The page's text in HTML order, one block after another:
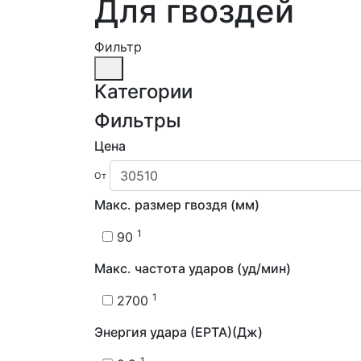
Для гвоздей
Фильтр
Категории
Фильтры
Цена
От
Макс. размер гвоздя (мм)
90 1
Макс. частота ударов (уд/мин)
2700 1
Энергия удара (EPTA)(Дж)